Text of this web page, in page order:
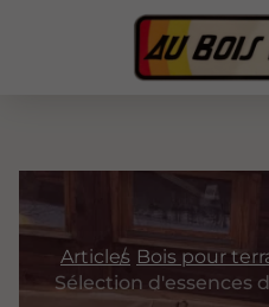
Articles Bois pour